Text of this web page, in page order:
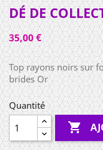
DÉ DE
35,00 €
Top rayons noirs sur
brides Or
Quantité
